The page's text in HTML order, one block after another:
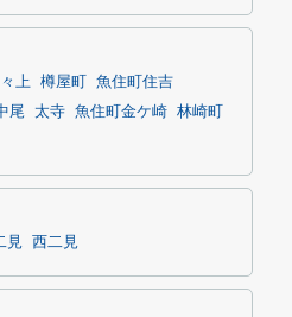
上 樽屋町
魚住町住吉
尾 太寺 魚住町金ケ崎 林崎町
見 西二見